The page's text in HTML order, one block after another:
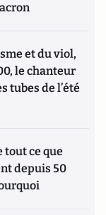
et du viol,
le chanteur
tubes de l’été
tout ce que
depuis 50